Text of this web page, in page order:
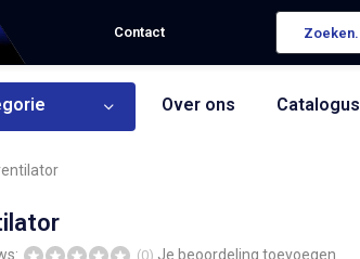
Contact
Over ons Catalogus
(0) Je beoordeling toevoegen